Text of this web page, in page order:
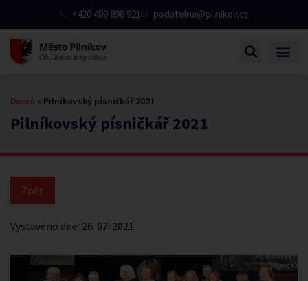
+420 499 898 921 podatelna@pilnikov.cz
Pilníkovský písničkář 2021
Domů » Pilníkovský písničkář 2021
Vystaveno dne: 26. 07. 2021